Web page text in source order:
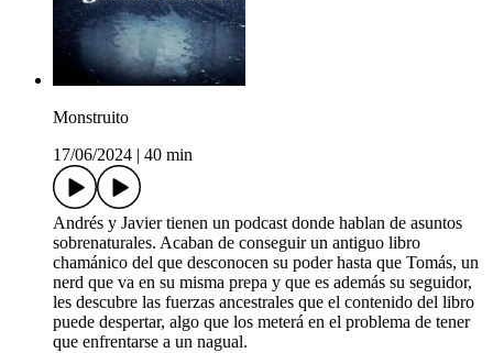
Monstruito
17/06/2024
40 min
Andrés y Javier tienen un podcast donde hablan de asuntos
sobrenaturales. Acaban de conseguir un antiguo libro
chamánico del que desconocen su poder hasta que Tomás, un
nerd que va en su misma prepa y que es además su seguidor,
les descubre las fuerzas ancestrales que el contenido del libro
puede despertar, algo que los meterá en el problema de tener
que enfrentarse a un nagual.